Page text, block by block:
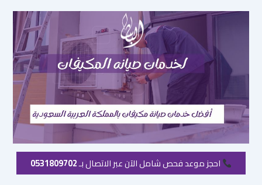
احجز موعد فحص شامل الآن عبر الاتصال بـ0531809702